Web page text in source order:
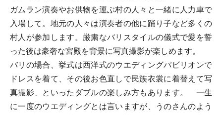
ガムラン演奏やお供物を運ぶ村の人々と一緒に人力車で
入場して。地元の人々は演奏者の他に踊り子など多くの
村人が参加します。厳粛なバリスタイルの儀式で愛を誓
った後は豪奢な宮殿を背景に写真撮影が楽しめます。
バリの場合、挙式は西洋式のウエディングパビリオンで
ドレスを着て、その後お色直しで民族衣裳に着替えて写
真撮影、といったダブルの楽しみ方もあります。 一生
に一度のウエディングとは言いますが、うのさんのよう